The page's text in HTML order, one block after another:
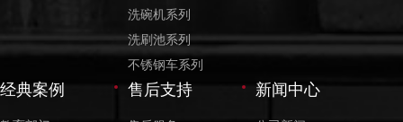
洗碗机系列
洗刷池系列
不锈钢车系列
经典案例 售后支持 新闻中心